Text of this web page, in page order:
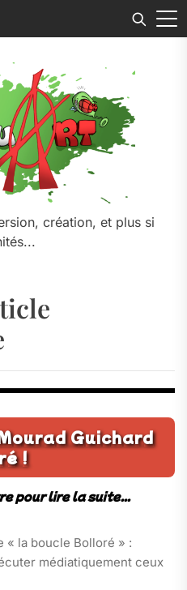
création, et plus si
Guichard
!
« la boucle Bolloré » :
médiatiquement ceux